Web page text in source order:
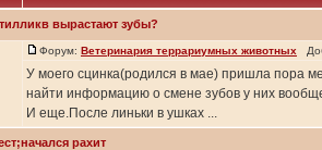
вырастают зубы?
Форум: Ветеринария террариумных животных
У моего сцинка(родился в мае) пришла пора
найти информацию о смене зубов у них
И еще.После линьки в ушках ...
рахит